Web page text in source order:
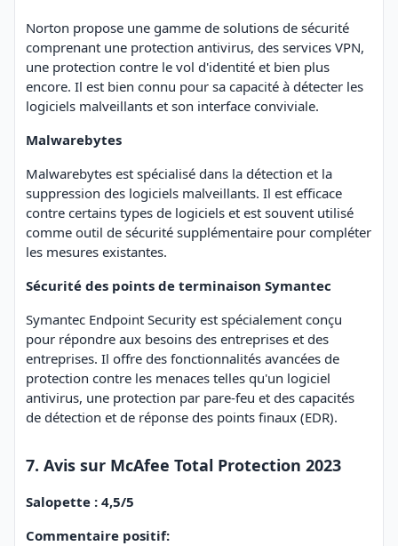
Norton propose une gamme de solutions de sécurité
comprenant une protection antivirus, des services VPN,
une protection contre le vol d'identité et bien plus
encore. Il est bien connu pour sa capacité à détecter les
logiciels malveillants et son interface conviviale.
Malwarebytes
Malwarebytes est spécialisé dans la détection et la
suppression des logiciels malveillants. Il est efficace
contre certains types de logiciels et est souvent utilisé
comme outil de sécurité supplémentaire pour compléter
les mesures existantes.
Sécurité des points de terminaison Symantec
Symantec Endpoint Security est spécialement conçu
pour répondre aux besoins des entreprises et des
entreprises. Il offre des fonctionnalités avancées de
protection contre les menaces telles qu'un logiciel
antivirus, une protection par pare-feu et des capacités
de détection et de réponse des points finaux (EDR).
7. Avis sur McAfee Total Protection 2023
Salopette : 4,5/5
Commentaire positif: